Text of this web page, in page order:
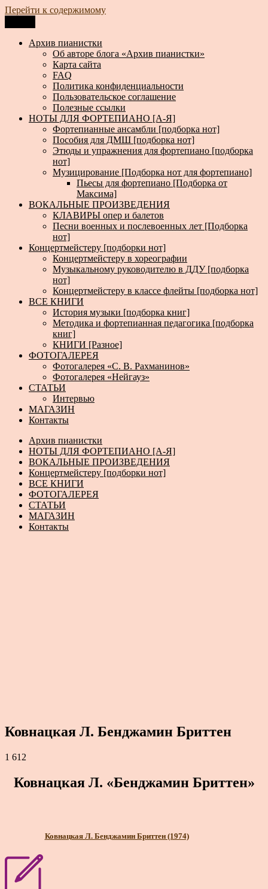
Перейти к содержимому
Архив пианистки
Всё для пианистов: ноты, книги, музыка, статьи…
Архив пианистки
Об авторе блога «Архив пианистки»
Карта сайта
FAQ
Политика конфиденциальности
Пользовательское соглашение
Полезные ссылки
НОТЫ ДЛЯ ФОРТЕПИАНО [А-Я]
Фортепианные ансамбли [подборка нот]
Пособия для ДМШ [подборка нот]
Этюды и упражнения для фортепиано [подборка
нот]
Музицирование [Подборка нот для фортепиано]
Пьесы для фортепиано [Подборка от
Максима]
ВОКАЛЬНЫЕ ПРОИЗВЕДЕНИЯ
КЛАВИРЫ опер и балетов
Песни военных и послевоенных лет [Подборка
нот]
Концертмейстеру [подборки нот]
Концертмейстеру в хореографии
Музыкальному руководителю в ДДУ [подборка
нот]
Концертмейстеру в классе флейты [подборка нот]
ВСЕ КНИГИ
История музыки [подборка книг]
Методика и фортепианная педагогика [подборка
книг]
КНИГИ [Разное]
ФОТОГАЛЕРЕЯ
Фотогалерея «С. В. Рахманинов»
Фотогалерея «Нейгауз»
СТАТЬИ
Интервью
МАГАЗИН
Контакты
Архив пианистки
НОТЫ ДЛЯ ФОРТЕПИАНО [А-Я]
ВОКАЛЬНЫЕ ПРОИЗВЕДЕНИЯ
Концертмейстеру [подборки нот]
ВСЕ КНИГИ
ФОТОГАЛЕРЕЯ
СТАТЬИ
МАГАЗИН
Контакты
Ковнацкая Л. Бенджамин Бриттен
1 612
Ковнацкая Л. «Бенджамин Бриттен»
Ковнацкая Л. Бенджамин Бриттен (1974)